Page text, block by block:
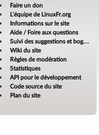
Faire un don
L’équipe de LinuxFr.org
Informations sur le site
Aide / Foire aux questions
Suivi des suggestions et bogues
Wiki du site
Règles de modération
Statistiques
API pour le développement
Code source du site
Plan du site